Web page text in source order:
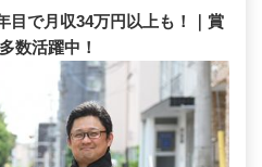
目で月収34万円以上も！｜賞
数活躍中！